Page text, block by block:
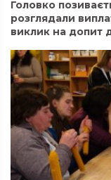
Головко
розглядали
виклик на допит